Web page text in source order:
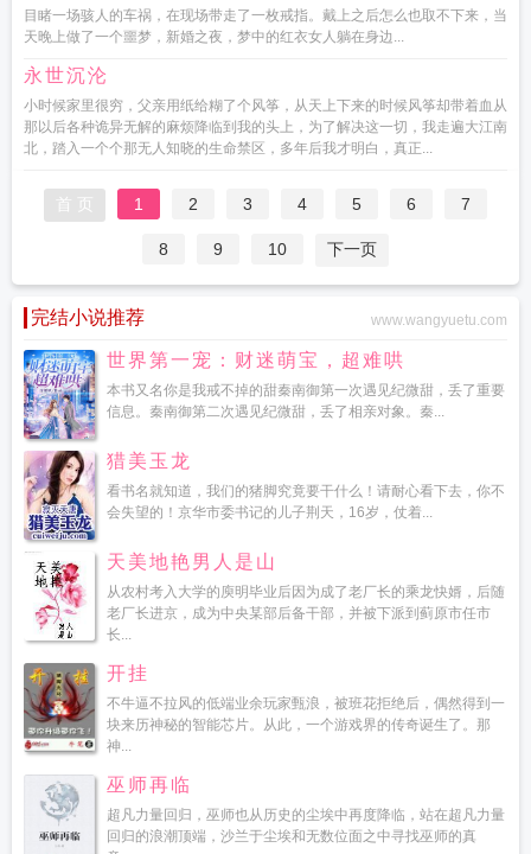
目睹一场骇人的车祸，在现场带走了一枚戒指。戴上之后怎么也取不下来，当
天晚上做了一个噩梦，新婚之夜，梦中的红衣女人躺在身边...
永世沉沦
小时候家里很穷，父亲用纸给糊了个风筝，从天上下来的时候风筝却带着血从
那以后各种诡异无解的麻烦降临到我的头上，为了解决这一切，我走遍大江南
北，踏入一个个那无人知晓的生命禁区，多年后我才明白，真正...
首 页 1 2 3 4 5 6 7
8 9 10 下一页
完结小说推荐 www.wangyuetu.com
世界第一宠：财迷萌宝，超难哄
本书又名你是我戒不掉的甜秦南御第一次遇见纪微甜，丢了重要
信息。秦南御第二次遇见纪微甜，丢了相亲对象。秦...
猎美玉龙
看书名就知道，我们的猪脚究竟要干什么！请耐心看下去，你不
会失望的！京华市委书记的儿子荆天，16岁，仗着...
天美地艳男人是山
从农村考入大学的庾明毕业后因为成了老厂长的乘龙快婿，后随
老厂长进京，成为中央某部后备干部，并被下派到蓟原市任市
长...
开挂
不牛逼不拉风的低端业余玩家甄浪，被班花拒绝后，偶然得到一
块来历神秘的智能芯片。从此，一个游戏界的传奇诞生了。那
神...
巫师再临
超凡力量回归，巫师也从历史的尘埃中再度降临，站在超凡力量
回归的浪潮顶端，沙兰于尘埃和无数位面之中寻找巫师的真